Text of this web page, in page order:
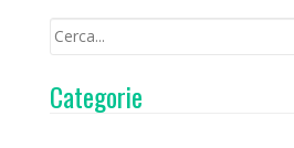
Categorie